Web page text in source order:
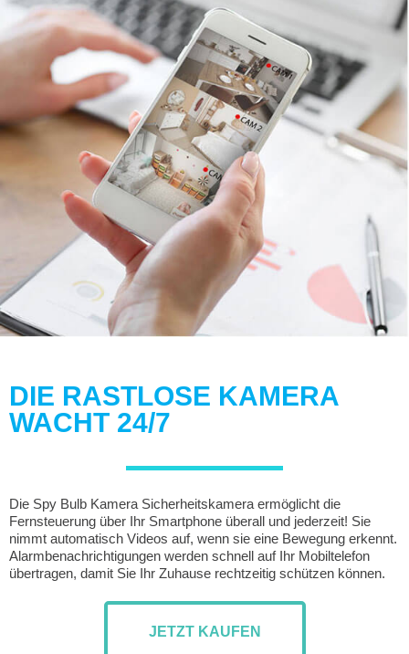
DIE RASTLOSE KAMERA
WACHT 24/7
Die Spy Bulb Kamera Sicherheitskamera ermöglicht die
Fernsteuerung über Ihr Smartphone überall und jederzeit! Sie
nimmt automatisch Videos auf, wenn sie eine Bewegung erkennt.
Alarmbenachrichtigungen werden schnell auf Ihr Mobiltelefon
übertragen, damit Sie Ihr Zuhause rechtzeitig schützen können.
JETZT KAUFEN